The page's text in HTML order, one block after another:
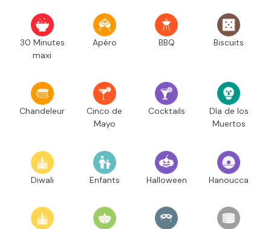
30 Minutes
maxi
Apéro BBQ Biscuits
Chandeleur
Cinco de
Mayo
Cocktails
Día de los
Muertos
Diwali Enfants Halloween Hanoucca